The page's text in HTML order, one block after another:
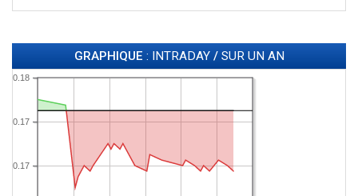
GRAPHIQUE : INTRADAY/ SUR UN AN
0.17
0.17
0.18